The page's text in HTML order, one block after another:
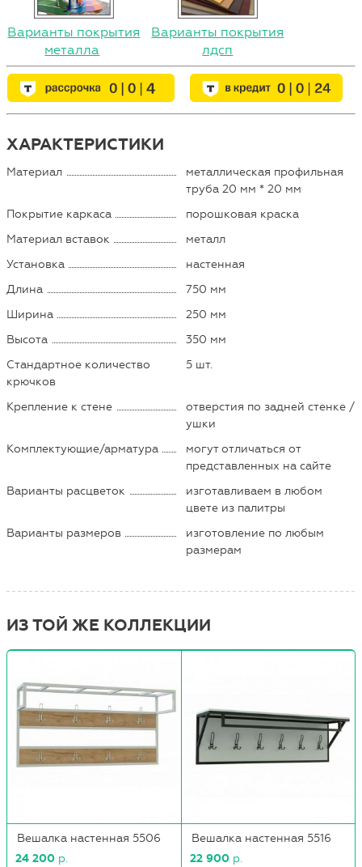
Варианты покрытия
металла
Варианты покрытия
лдсп
ХАРАКТЕРИСТИКИ
Материал
металлическая профильная
труба 20 мм * 20 мм
Покрытие каркаса
порошковая краска
Материал вставок
металл
Установка
настенная
Длина
750 мм
Ширина
250 мм
Высота
350 мм
Стандартное количество
крючков
5 шт.
Крепление к стене
отверстия по задней стенке /
ушки
Комплектующие/арматура
могут отличаться от
представленных на сайте
Варианты расцветок
изготавливаем в любом
цвете из палитры
Варианты размеров
изготовление по любым
размерам
ИЗ ТОЙ ЖЕ КОЛЛЕКЦИИ
Вешалка настенная 5506
24 200 р.
Вешалка настенная 5516
22 900 р.